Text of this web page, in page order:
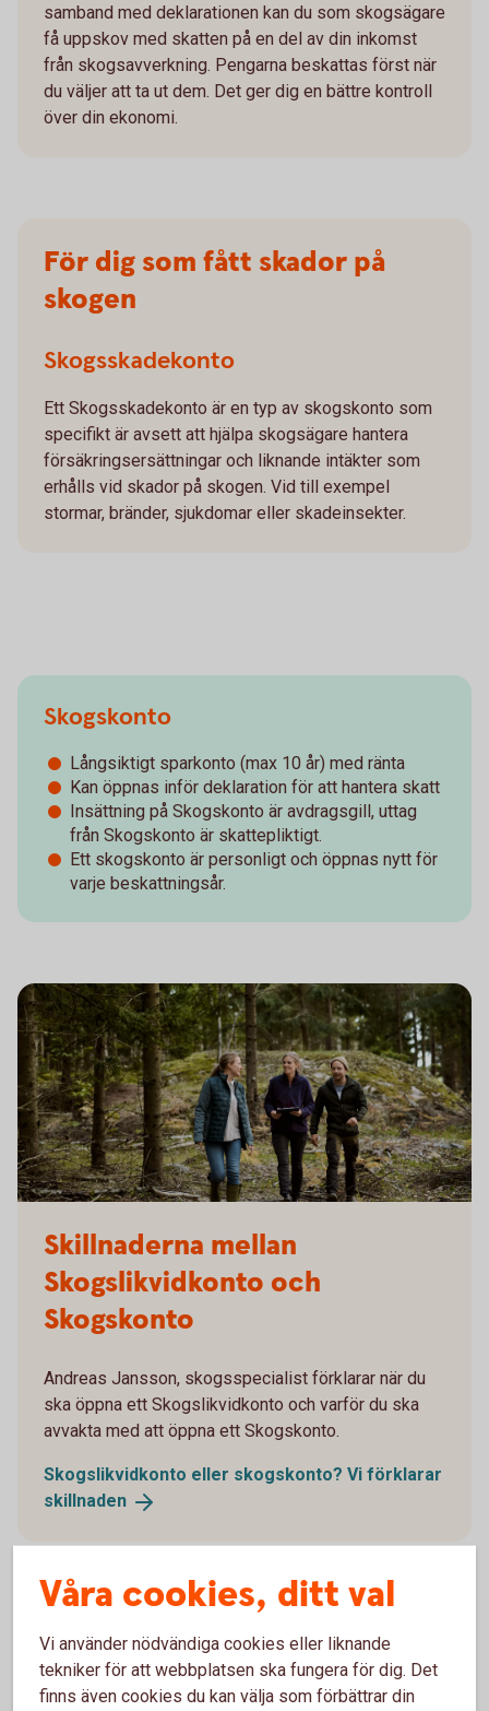
samband med deklarationen kan du som skogsägare
få uppskov med skatten på en del av din inkomst
från skogsavverkning. Pengarna beskattas först när
du väljer att ta ut dem. Det ger dig en bättre kontroll
över din ekonomi.
För dig som fått skador på
skogen
Skogsskadekonto
Ett Skogsskadekonto är en typ av skogskonto som
specifikt är avsett att hjälpa skogsägare hantera
försäkringsersättningar och liknande intäkter som
erhålls vid skador på skogen. Vid till exempel
stormar, bränder, sjukdomar eller skadeinsekter.
Skogskonto
Långsiktigt sparkonto (max 10 år) med ränta
Kan öppnas inför deklaration för att hantera skatt
Insättning på Skogskonto är avdragsgill, uttag
från Skogskonto är skattepliktigt.
Ett skogskonto är personligt och öppnas nytt för
varje beskattningsår.
Skillnaderna mellan
Skogslikvidkonto och
Skogskonto
Andreas Jansson, skogsspecialist förklarar när du
ska öppna ett Skogslikvidkonto och varför du ska
avvakta med att öppna ett Skogskonto.
Skogslikvidkonto eller skogskonto? Vi förklarar
skillnaden
Söker du istället ett
transaktionskonto för ditt
Våra cookies, ditt val
Vi använder nödvändiga cookies eller liknande
tekniker för att webbplatsen ska fungera för dig. Det
finns även cookies du kan välja som förbättrar din